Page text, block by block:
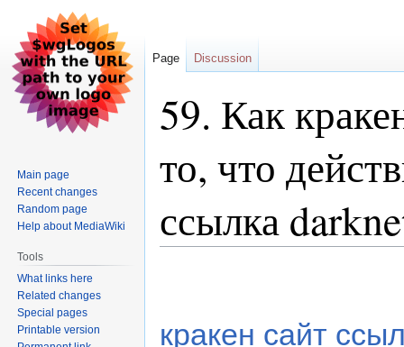
59. Как
то, что
ссылка
кракен сайт
Page Discussion
Main page
Recent changes
Random page
Help about MediaWiki
Tools
What links here
Related changes
Special pages
Printable version